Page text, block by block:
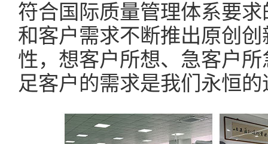
符合国际质量管理体系要
和客户需求不断推出原创
性，想客户所想、急客户
足客户的需求是我们永恒的